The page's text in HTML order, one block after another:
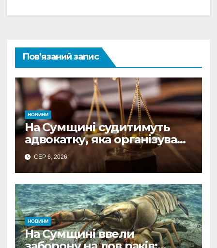
Пов’язаний запис
НОВИНИ
На Сумщині судитимуть
адвокатку, яка організувала
схему ухилення від
мобілізації
СЕР 6, 2026
НОВИНИ
На Сумщині ввели